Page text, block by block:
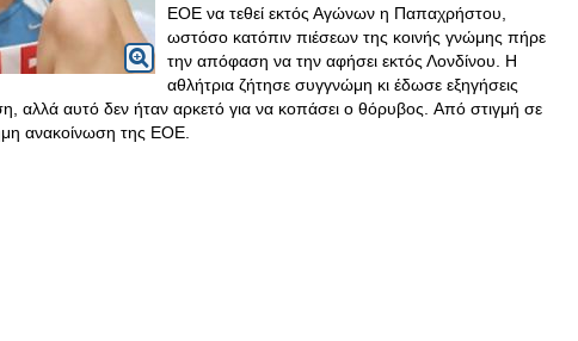
ΕΟΕ να τεθεί εκτός Αγώνων η Παπαχρήστου,
ωστόσο κατόπιν πιέσεων της κοινής γνώμης πήρε
την απόφαση να την αφήσει εκτός Λονδίνου. Η
αθλήτρια ζήτησε συγγνώμη κι έδωσε εξηγήσεις
αλλά αυτό δεν ήταν αρκετό για να κοπάσει ο θόρυβος. Από στιγμή σε
ανακοίνωση της ΕΟΕ.